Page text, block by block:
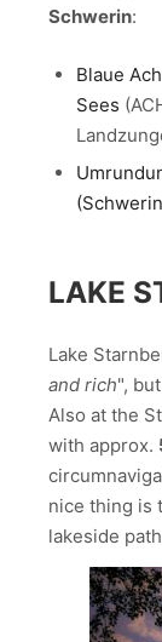
Schwerin:
Blaue
Sees
LAKE
Lake
and rich",
Also at the
with approx.
nice thing is
lakeside